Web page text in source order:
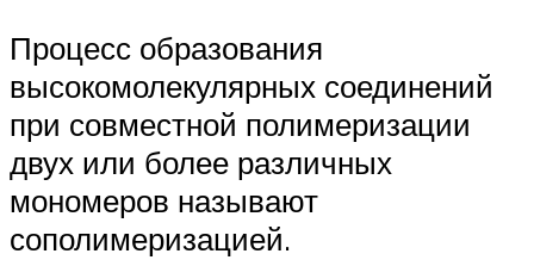
Процесс образования
высокомолекулярных соединений
при совместной полимеризации
двух или более различных
мономеров называют
сополимеризацией.